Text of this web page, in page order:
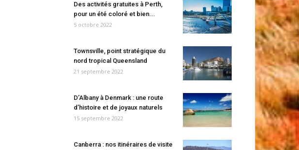
Des activités gratuites à Perth,
pour un été coloré et bien...
5 octobre 2022
Townsville, point stratégique du
nord tropical Queensland
21 septembre 2022
D’Albany à Denmark : une route
d’histoire et de joyaux naturels
15 septembre 2022
Canberra : nos itinéraires de visite